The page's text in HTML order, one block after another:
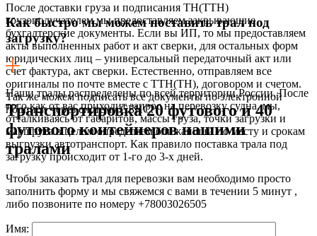
После доставки груза и подписания ТН(ТТН)
грузополучателем мы предоставляем закрывающие
бухгалтерские документы. Если вы ИП, то мы предоставляем
акты выполненных работ и акт сверки, для остальных форм
юридических лиц – универсальный передаточный акт или
счет фактура, акт сверки. Естественно, отправляем все
оригиналы по почте вместе с ТТН(ТН), договором и счетом.
Так же можем подписать все документы по электронной
подписи через систему СБИС.
Как быстро мы можем поставить трал под
загрузку?
Наши тралы распределены по всей территории России. После
того как от вас приходит запрос на перевозку судна, мы,
отталкиваясь от габаритов, массы груза, точки загрузки и
маршрута в целом определяем ближайший по месту и срокам
выгрузки автотранспорт. Как правило поставка трала под
загрузку происходит от 1-го до 3-х дней.
Транспортировка 20 футового и 40
футового контейнеров нашими
тралами
Чтобы заказать трал для перевозки вам необходимо просто
заполнить форму и мы свяжемся с вами в течении 5 минут ,
либо позвоните по номеру +78003026505
Имя: